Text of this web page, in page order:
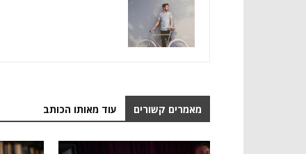
מאמרים קשורים עוד מאותו הכותב